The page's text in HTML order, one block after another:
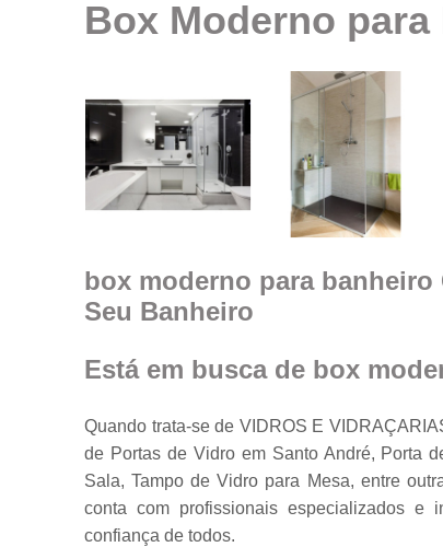
Porta
Portas
Portas
Box Moderno
box moderno para banheiro
Seu Banheiro
Está em busca de box
Quando trata-se de VIDROS E
de Portas de Vidro em Santo André, Porta
Sala, Tampo de Vidro para Mesa, entre
conta com profissionais especializados e
confiança de todos.